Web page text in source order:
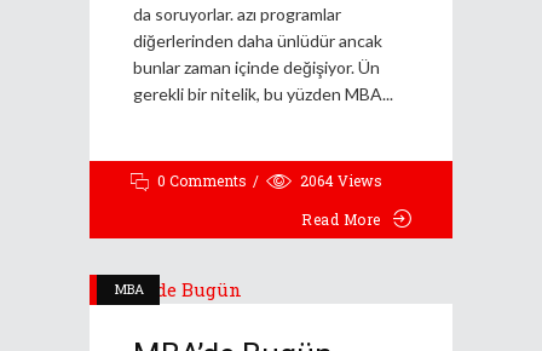
da soruyorlar. azı programlar
diğerlerinden daha ünlüdür ancak
bunlar zaman içinde değişiyor. Ün
gerekli bir nitelik, bu yüzden MBA
0 Comments 2064Views
Read More
MBA